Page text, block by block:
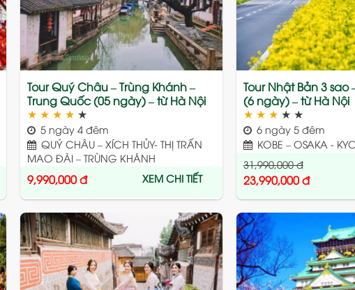
Tour Quý Châu – Trùng Khánh –
Trung Quốc (05 ngày) – từ Hà Nội
★ ★ ★ ★ ★
5 ngày 4 đêm
QUÝ CHÂU – XÍCH THỦY- THỊ TRẤN
MAO ĐÀI – TRÙNG KHÁNH
9,990,000đ XEM CHI TIẾT
Tour Nhật Bản 3
(6 ngày) – từ Hà Nội
★ ★ ★ ★ ★
6 ngày 5 đêm
KOBE – OSAKA -
31,990,000đ
23,990,000đ
Add
to
wishlist